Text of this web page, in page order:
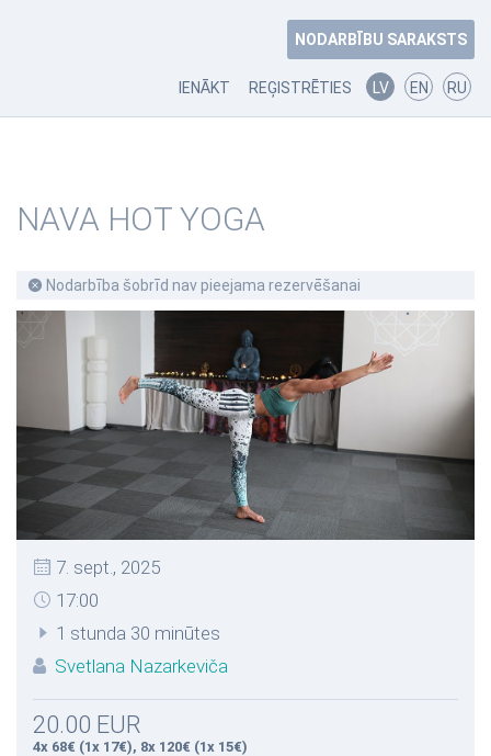
NODARBĪBU SARAKSTS
IENĀKT REĢISTRĒTIES LV EN RU
NAVA HOT YOGA
Nodarbība šobrīd nav pieejama rezervēšanai
7. sept., 2025
17:00
1 stunda 30 minūtes
Svetlana Nazarkeviča
20.00 EUR
4x 68€ (1x 17€), 8x 120€ (1x 15€)